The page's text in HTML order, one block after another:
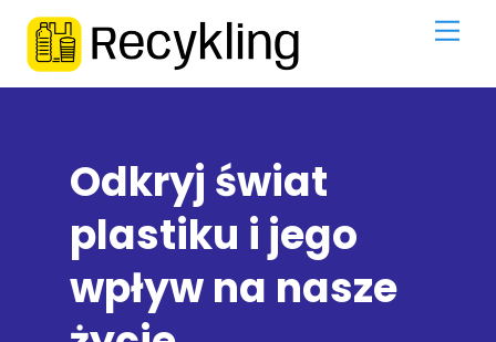
Skip
content
Odkryj świat
plastiku i jego
wpływ na nasze